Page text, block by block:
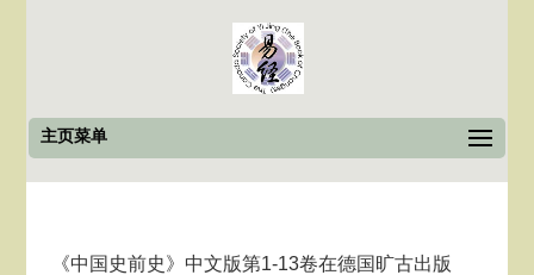
主页菜单
《中国史前史》中文版第1-13卷在德国旷古出版